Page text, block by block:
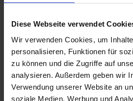
Diese Webseite verwendet
Wir verwenden Cookies, um
personalisieren, Funktionen für
zu können und die Zugriffe auf
analysieren. Außerdem geben wir
Verwendung unserer Website an
soziale Medien, Werbung und
Sportrasen -
Regeneration
zzgl. MwSt.
4,63 € / kg
IN DEN
zzgl.